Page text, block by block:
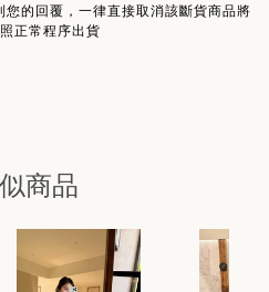
的回覆，一律直接取消該斷貨商品將
正常程序出貨
商品